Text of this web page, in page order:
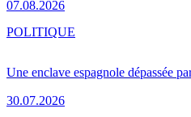
07.08.2026
Une enclave espagnole dépassée
30.07.2026
POLITIQUE